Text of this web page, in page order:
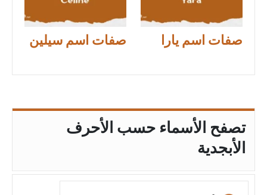
صفات اسم يارا صفات اسم سيلين
تصفح الأسماء حسب الأحرف
الأبجدية